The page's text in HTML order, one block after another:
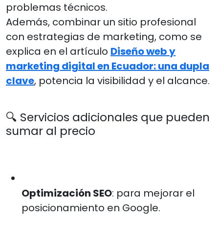
problemas técnicos.
Además, combinar un sitio profesional
con estrategias de marketing, como se
explica en el artículo Diseño web y
marketing digital en Ecuador: una dupla
clave, potencia la visibilidad y el alcance.
🔍 Servicios adicionales que pueden
sumar al precio
Optimización SEO: para mejorar el
posicionamiento en Google.